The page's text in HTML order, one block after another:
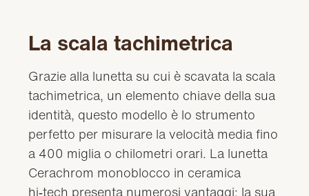
La scala tachimetrica
Grazie alla lunetta su cui è scavata la scala
tachimetrica, un elemento chiave della sua
identità, questo modello è lo strumento
perfetto per misurare la velocità media fino
a 400 miglia o chilometri orari. La lunetta
Cerachrom monoblocco in ceramica
hi‑tech presenta numerosi vantaggi: la sua